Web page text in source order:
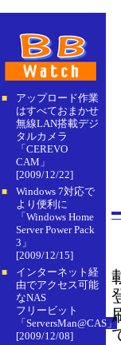
■
アップロード作業
はすべておまかせ
無線LAN搭載デジ
タルカメラ
「CEREVO
CAM」
[2009/12/22]
■
Windows 7対応で
より便利に
「Windows Home
Server Power Pack
3」
[2009/12/15]
■
インターネット経
由でアクセス可能
なNAS
フリービット
「ServersMan@CAS」
[2009/12/08]